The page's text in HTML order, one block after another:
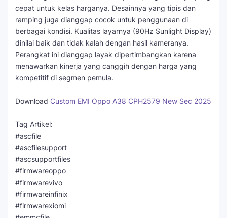
cepat untuk kelas harganya. Desainnya yang tipis dan
ramping juga dianggap cocok untuk penggunaan di
berbagai kondisi. Kualitas layarnya (90Hz Sunlight Display)
dinilai baik dan tidak kalah dengan hasil kameranya.
Perangkat ini dianggap layak dipertimbangkan karena
menawarkan kinerja yang canggih dengan harga yang
kompetitif di segmen pemula.
Download Custom EMI Oppo A38 CPH2579 New Sec 2025
Tag Artikel:
#ascfile
#ascfilesupport
#ascsupportfiles
#firmwareoppo
#firmwarevivo
#firmwareinfinix
#firmwarexiomi